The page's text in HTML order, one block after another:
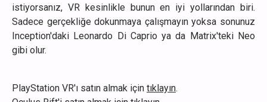
istiyorsanız, VR kesinlikle bunun en iyi yollarından biri.
Sadece gerçekliğe dokunmaya çalışmayın yoksa sonunuz
Inception'daki Leonardo Di Caprio ya da Matrix'teki Neo
gibi olur.
PlayStation VR'ı satın almak için tıklayın.